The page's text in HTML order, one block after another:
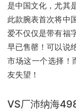
是中国文化，尤其
此款腕表首次将中
爱不仅仅是带有福
早已售罄！可以说
市场这一个选择！
友失望！
VS厂沛纳海